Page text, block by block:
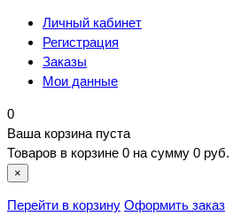
Личный кабинет
Регистрация
Заказы
Мои данные
0
Ваша корзина пуста
Товаров в корзине 0 на сумму 0 руб.
×
Перейти в корзину Оформить заказ